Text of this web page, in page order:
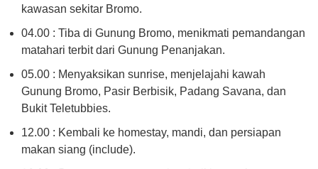
kawasan sekitar Bromo.
04.00 : Tiba di Gunung Bromo, menikmati pemandangan
matahari terbit dari Gunung Penanjakan.
05.00 : Menyaksikan sunrise, menjelajahi kawah
Gunung Bromo, Pasir Berbisik, Padang Savana, dan
Bukit Teletubbies.
12.00 : Kembali ke homestay, mandi, dan persiapan
makan siang (include).